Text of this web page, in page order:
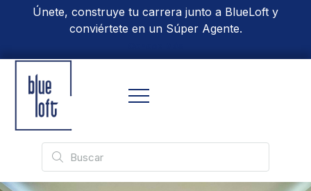
Únete, construye tu carrera junto a BlueLoft y
conviértete en un Súper Agente.